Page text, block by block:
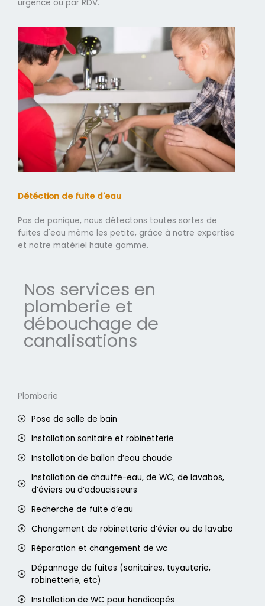
urgence ou par RDV.
Détéction de fuite d'eau
Pas de panique, nous détectons toutes sortes de
fuites d'eau même les petite, grâce à notre expertise
et notre matériel haute gamme.
Nos services en
plomberie et
débouchage de
canalisations
Plomberie
Pose de salle de bain
Installation sanitaire et robinetterie
Installation de ballon d’eau chaude
Installation de chauffe-eau, de WC, de lavabos,
d’éviers ou d’adoucisseurs
Recherche de fuite d’eau
Changement de robinetterie d’évier ou de lavabo
Réparation et changement de wc
Dépannage de fuites (sanitaires, tuyauterie,
robinetterie, etc)
Installation de WC pour handicapés